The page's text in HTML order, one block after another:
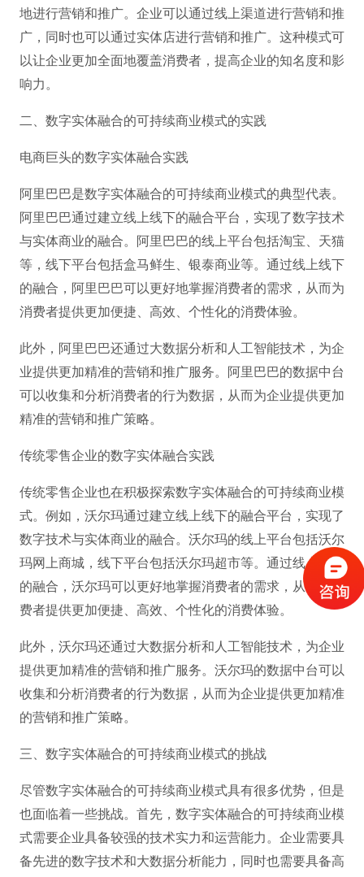
地进行营销和推广。企业可以通过线上渠道进行营销和推
广，同时也可以通过实体店进行营销和推广。这种模式可
以让企业更加全面地覆盖消费者，提高企业的知名度和影
响力。
二、数字实体融合的可持续商业模式的实践
电商巨头的数字实体融合实践
阿里巴巴是数字实体融合的可持续商业模式的典型代表。
阿里巴巴通过建立线上线下的融合平台，实现了数字技术
与实体商业的融合。阿里巴巴的线上平台包括淘宝、天猫
等，线下平台包括盒马鲜生、银泰商业等。通过线上线下
的融合，阿里巴巴可以更好地掌握消费者的需求，从而为
消费者提供更加便捷、高效、个性化的消费体验。
此外，阿里巴巴还通过大数据分析和人工智能技术，为企
业提供更加精准的营销和推广服务。阿里巴巴的数据中台
可以收集和分析消费者的行为数据，从而为企业提供更加
精准的营销和推广策略。
传统零售企业的数字实体融合实践
传统零售企业也在积极探索数字实体融合的可持续商业模
式。例如，沃尔玛通过建立线上线下的融合平台，实现了
数字技术与实体商业的融合。沃尔玛的线上平台包括沃尔
玛网上商城，线下平台包括沃尔玛超市等。通过线上线下
的融合，沃尔玛可以更好地掌握消费者的需求，从而为消
费者提供更加便捷、高效、个性化的消费体验。
此外，沃尔玛还通过大数据分析和人工智能技术，为企业
提供更加精准的营销和推广服务。沃尔玛的数据中台可以
收集和分析消费者的行为数据，从而为企业提供更加精准
的营销和推广策略。
三、数字实体融合的可持续商业模式的挑战
尽管数字实体融合的可持续商业模式具有很多优势，但是
也面临着一些挑战。首先，数字实体融合的可持续商业模
式需要企业具备较强的技术实力和运营能力。企业需要具
备先进的数字技术和大数据分析能力，同时也需要具备高